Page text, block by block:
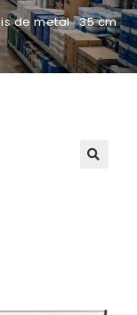
de metal · 35 cm